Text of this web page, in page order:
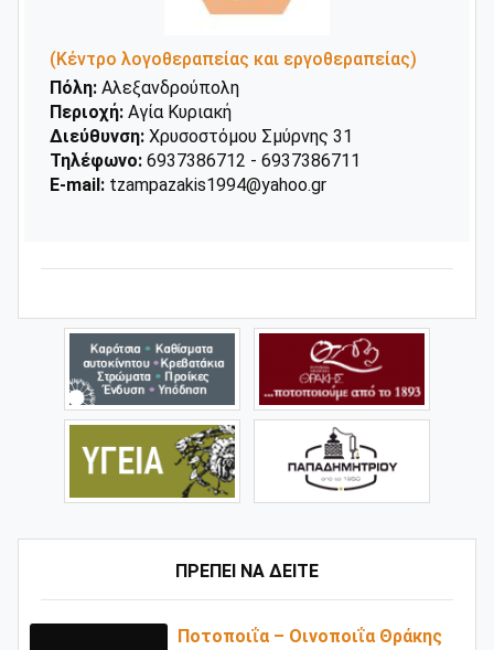
ΠΡΕΠΕΙ ΝΑ ΔΕΙΤΕ
Ποτοποιΐα – Οινοποιΐα Θράκης
(Κέντρο λογοθεραπείας και εργοθεραπείας)
Πόλη: Αλεξανδρούπολη
Περιοχή: Αγία Κυριακή
Διεύθυνση: Χρυσοστόμου Σμύρνης 31
Τηλέφωνο: 6937386712 - 6937386711
E-mail: tzampazakis1994@yahoo.gr